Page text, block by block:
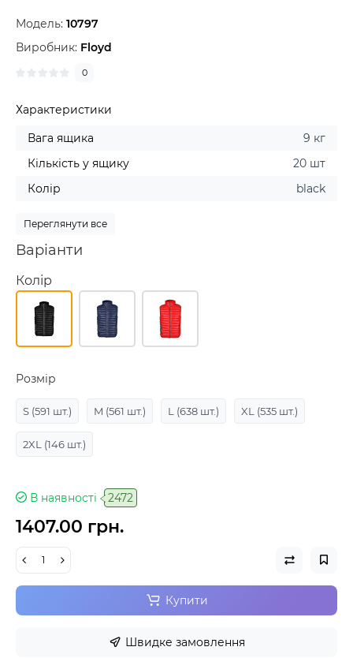
Модель: 10797
Виробник: Floyd
0
Характеристики
Вага ящика
9 кг
Кількість у ящику
20 шт
Колір
black
Переглянути все
Варіанти
Колір
Розмір
S (591 шт.) M (561 шт.) L (638 шт.) XL (535 шт.)
2XL (146 шт.)
В наявності 2472
1407.00 грн.
Купити
Швидке замовлення